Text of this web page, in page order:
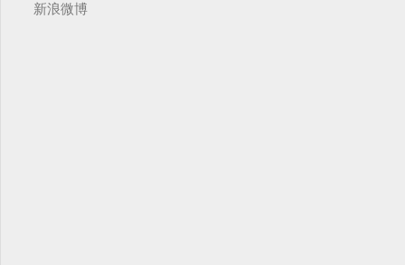
新浪微博